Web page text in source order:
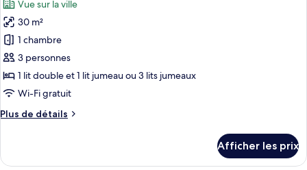
la
ville
les
photos
pour
ce
type
de
chambre :
Chambre
Vue sur la ville
30 m²
1 chambre
3 personnes
1 lit double et 1 lit jumeau ou 3 lits jumeaux
Wi-Fi gratuit
Plus de détails
Plus
Chambre
Afficher les prix